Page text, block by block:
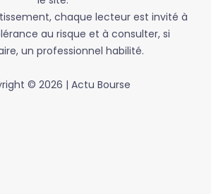
chaque lecteur est invité à
au risque et à consulter, si
un professionnel habilité.
© 2026 | Actu Bourse